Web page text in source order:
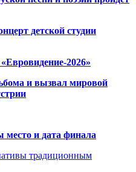
детской студии
2026»
и вызвал мировой
место и дата финала
традиционным